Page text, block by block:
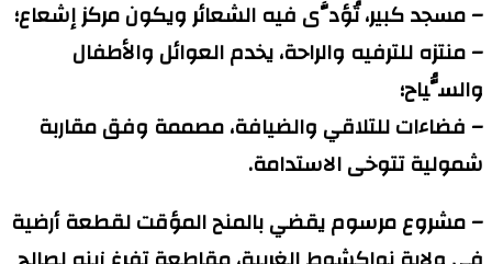
– مسجد كبير، تُؤدَّى فيه الشعائر ويكون مركز إشعاع؛
– منتزه للترفيه والراحة، يخدم العوائل والأطفال
والسُّياح؛
– فضاءات للتلاقي والضيافة، مصممة وفق مقاربة
شمولية تتوخى الاستدامة.
– مشروع مرسوم يقضي بالمنح المؤقت لقطعة أرضية